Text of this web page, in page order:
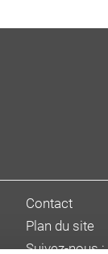
Contact
Plan du site
Suivez-nous :